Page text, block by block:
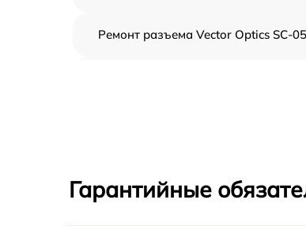
Ремонт разъема Vector Optics SC-
Гарантийные